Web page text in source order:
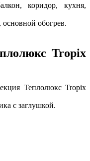
коридор, кухня,
обогрев.
Tropix
Теплолюкс Tropix
с заглушкой.